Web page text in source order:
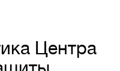
Центра